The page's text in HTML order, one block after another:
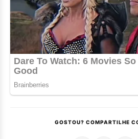
GOSTOU? COMPARTILHE